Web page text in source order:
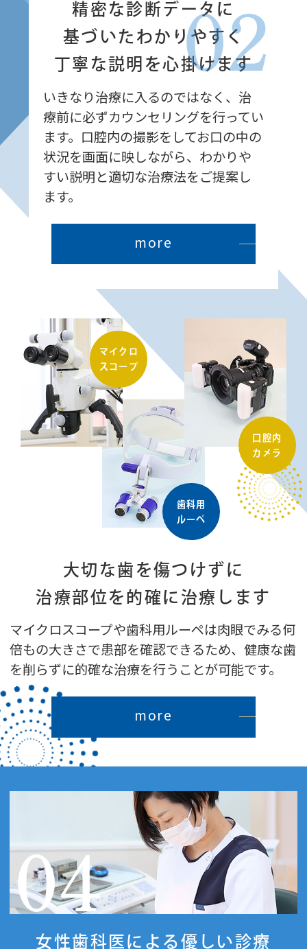
精密な診断データに
基づいたわかりやすく
丁寧な説明を心掛けます
いきなり治療に入るのではなく、治
療前に必ずカウンセリングを行ってい
ます。口腔内の撮影をしてお口の中の
状況を画面に映しながら、わかりや
すい説明と適切な治療法をご提案し
ます。
more
02
マイクロ
スコープ
歯科用
ルーペ
口腔内
カメラ
大切な歯を傷つけずに
治療部位を的確に 治療します
マイクロスコープや歯科用ルーペは肉眼でみる何
倍もの大きさで患部を確認できるため、健康な歯
を削らずに的確な治療を行うことが可能です。
more
03
04
女性歯科医による優しい診療